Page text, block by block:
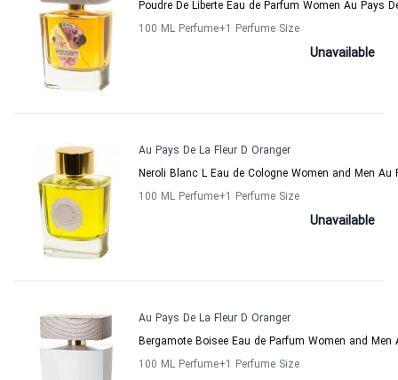
Poudre De Liberte Eau de Parfum Women Au Pays
100 ML Perfume+1 Perfume Size
Unavailable
Au Pays De La Fleur D Oranger
Neroli Blanc L Eau de Cologne Women and Men Au
100 ML Perfume+1 Perfume Size
Unavailable
Au Pays De La Fleur D Oranger
Bergamote Boisee Eau de Parfum Women and Men
100 ML Perfume+1 Perfume Size